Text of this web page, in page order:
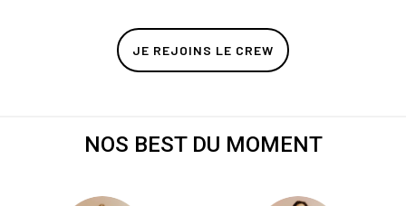
JE REJOINS LE CREW
NOS BEST DU MOMENT